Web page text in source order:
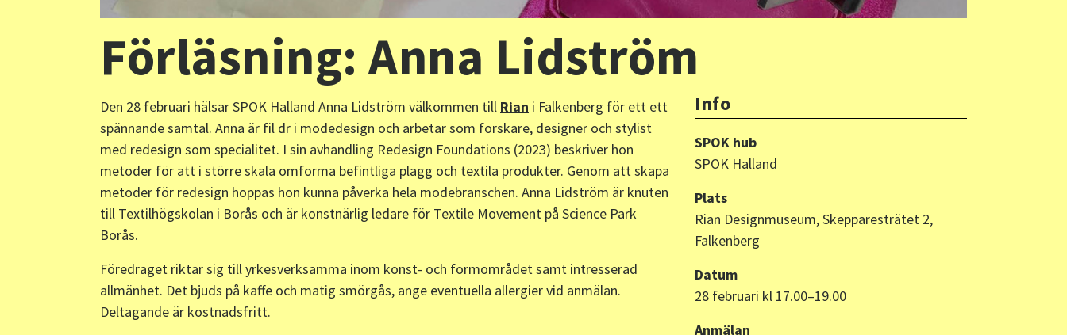
Förläsning: Anna Lidström
Den 28 februari hälsar SPOK Halland Anna Lidström välkommen till Rian i Falkenberg för ett ett
spännande samtal. Anna är fil dr i modedesign och arbetar som forskare, designer och stylist
med redesign som specialitet. I sin avhandling Redesign Foundations (2023) beskriver hon
metoder för att i större skala omforma befintliga plagg och textila produkter. Genom att skapa
metoder för redesign hoppas hon kunna påverka hela modebranschen. Anna Lidström är knuten
till Textilhögskolan i Borås och är konstnärlig ledare för Textile Movement på Science Park
Borås.
Föredraget riktar sig till yrkesverksamma inom konst- och formområdet samt intresserad
allmänhet. Det bjuds på kaffe och matig smörgås, ange eventuella allergier vid anmälan.
Deltagande är kostnadsfritt.
Info
SPOK hub
SPOK Halland
Plats
Rian Designmuseum, Skepparesträtet 2,
Falkenberg
Datum
28 februari kl 17.00–19.00
Anmälan